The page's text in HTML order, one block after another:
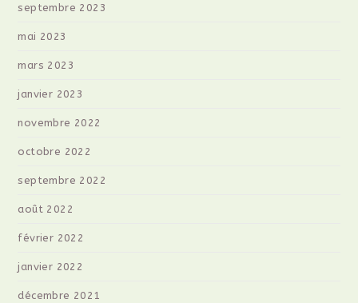
septembre 2023
mai 2023
mars 2023
janvier 2023
novembre 2022
octobre 2022
septembre 2022
août 2022
février 2022
janvier 2022
décembre 2021